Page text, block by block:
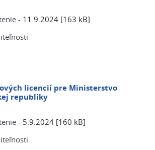
- 11.9.2024 [163 kB]
licencií pre Ministerstvo
republiky
- 5.9.2024 [160 kB]